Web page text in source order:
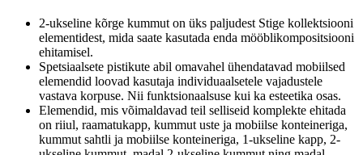
2-ukseline kõrge kummut on üks paljudest Stige kollektsiooni
elementidest, mida saate kasutada enda mööblikompositsiooni
ehitamisel.
Spetsiaalsete pistikute abil omavahel ühendatavad mobiilsed
elemendid loovad kasutaja individuaalsetele vajadustele
vastava korpuse. Nii funktsionaalsuse kui ka esteetika osas.
Elemendid, mis võimaldavad teil selliseid komplekte ehitada
on riiul, raamatukapp, kummut uste ja mobiilse konteineriga,
kummut sahtli ja mobiilse konteineriga, 1-ukseline kapp, 2-